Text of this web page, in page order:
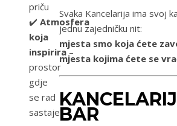
priču
✔️ Atmosfera
koja
inspirira–
prostor
gdje
se rad
sastaje
Svaka Kancelarija ima svoj
jednu zajedničku nit:
mjesta smo koja ćete
mjesta kojima ćete se
BAR